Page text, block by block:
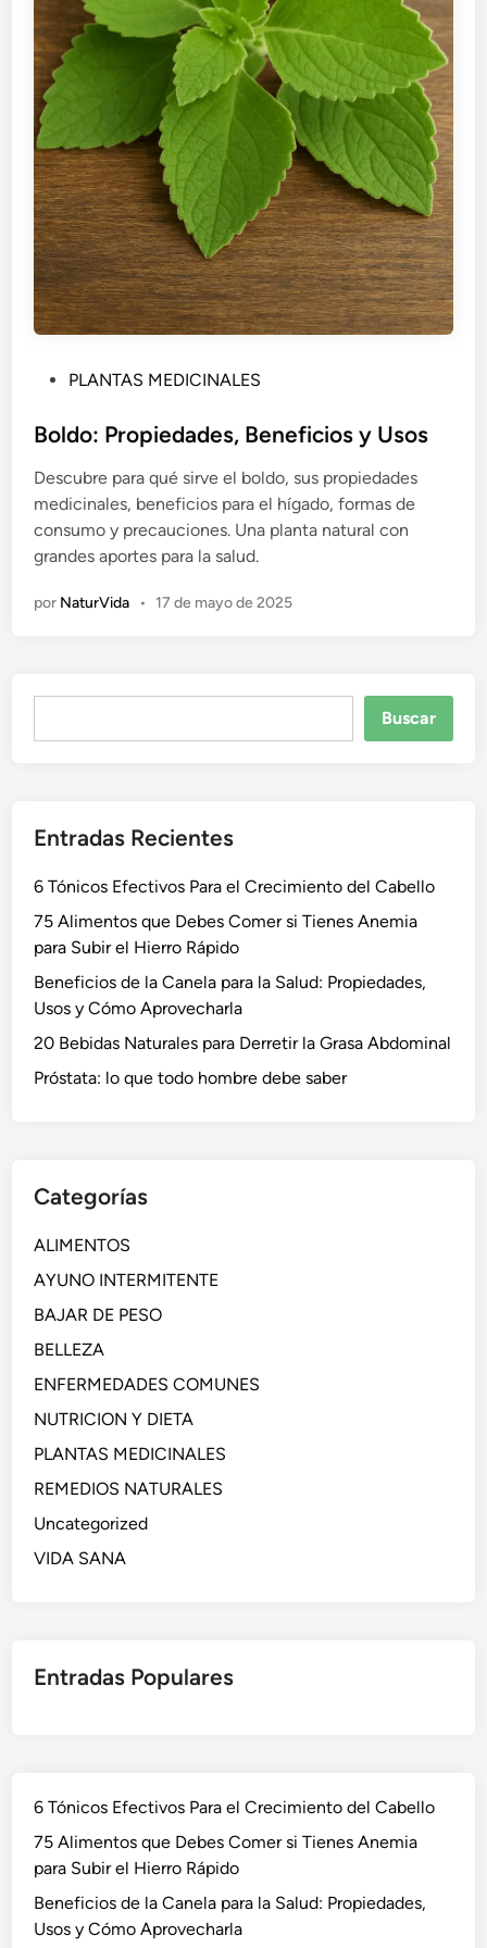
b
i
c
a
d
e
PLANTAS MEDICINALES
Boldo: Propiedades, Beneficios y Usos
Descubre para qué sirve el boldo, sus propiedades
medicinales, beneficios para el hígado, formas de
consumo y precauciones. Una planta natural con
grandes aportes para la salud.
por NaturVida • 17 de mayo de 2025
Buscar
Entradas Recientes
6 Tónicos Efectivos Para el Crecimiento del Cabello
75 Alimentos que Debes Comer si Tienes Anemia
para Subir el Hierro Rápido
Beneficios de la Canela para la Salud: Propiedades,
Usos y Cómo Aprovecharla
20 Bebidas Naturales para Derretir la Grasa Abdominal
Próstata: lo que todo hombre debe saber
Categorías
ALIMENTOS
AYUNO INTERMITENTE
BAJAR DE PESO
BELLEZA
ENFERMEDADES COMUNES
NUTRICION Y DIETA
PLANTAS MEDICINALES
REMEDIOS NATURALES
Uncategorized
VIDA SANA
Entradas Populares
6 Tónicos Efectivos Para el Crecimiento del Cabello
75 Alimentos que Debes Comer si Tienes Anemia
para Subir el Hierro Rápido
Beneficios de la Canela para la Salud: Propiedades,
Usos y Cómo Aprovecharla